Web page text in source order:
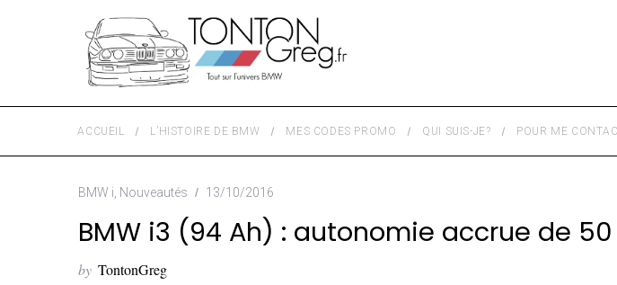
ACCUEIL L’HISTOIRE DE BMW MES CODES PROMO QUI SUIS-JE? POUR ME
BMW i Nouveautés 13/10/2016
BMW i3 (94 Ah) : autonomie accrue de
by TontonGreg